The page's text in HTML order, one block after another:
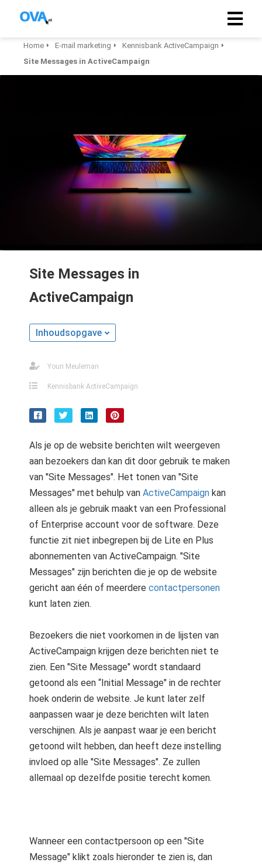
Home E-mail marketing
Kennisbank ActiveCampaign
Site Messages in ActiveCampaign
Site Messages in
ActiveCampaign
Inhoudsopgave
Youri Meuleman
Kennisbank ActiveCampaign
Als je op de website berichten wilt weergeven
aan bezoekers dan kan dit door gebruik te maken
van "Site Messages". Het tonen van "Site
Messages" met behulp van ActiveCampaign kan
alleen als je gebruik maakt van een Professional
of Enterprise account voor de software. Deze
functie zit niet inbegrepen bij de Lite en Plus
abonnementen van ActiveCampaign. "Site
Messages" zijn berichten die je op de website
gericht aan één of meerdere contactpersonen
kunt laten zien.
Bezoekers die niet voorkomen in de lijsten van
ActiveCampaign krijgen deze berichten niet te
zien. Een "Site Message" wordt standaard
getoond als een “Initial Message" in de rechter
hoek onderin de website. Je kunt later zelf
aanpassen waar je deze berichten wilt laten
verschijnen. Als je aanpast waar je een bericht
getoond wilt hebben, dan heeft deze instelling
invloed op alle "Site Messages". Ze zullen
allemaal op dezelfde positie terecht komen.
Wanneer een contactpersoon op een "Site
Message" klikt zoals hieronder te zien is, dan